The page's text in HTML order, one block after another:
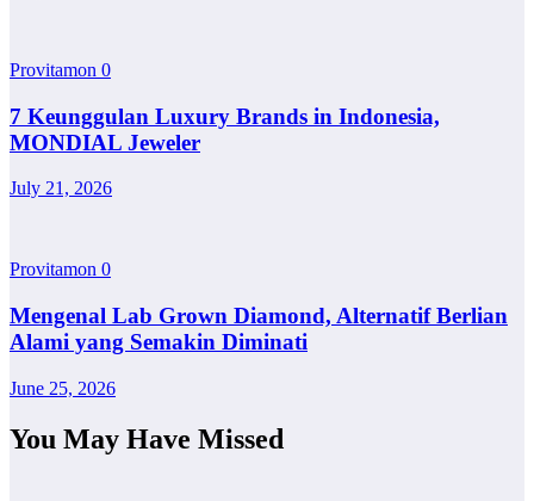
Provitamon 0
7 Keunggulan Luxury Brands in Indonesia,
MONDIAL Jeweler
July 21, 2026
Provitamon 0
Mengenal Lab Grown Diamond, Alternatif Berlian
Alami yang Semakin Diminati
June 25, 2026
You May Have Missed